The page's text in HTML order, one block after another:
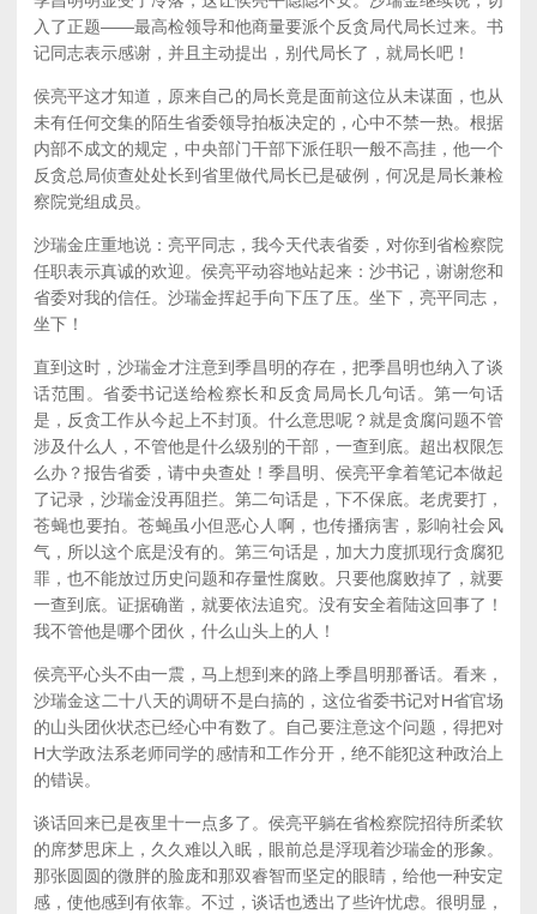
入了正题——最高检领导和他商量要派个反贪局代局长过来。书
记同志表示感谢，并且主动提出，别代局长了，就局长吧！
侯亮平这才知道，原来自己的局长竟是面前这位从未谋面，也从
未有任何交集的陌生省委领导拍板决定的，心中不禁一热。根据
内部不成文的规定，中央部门干部下派任职一般不高挂，他一个
反贪总局侦查处处长到省里做代局长已是破例，何况是局长兼检
察院党组成员。
沙瑞金庄重地说：亮平同志，我今天代表省委，对你到省检察院
任职表示真诚的欢迎。侯亮平动容地站起来：沙书记，谢谢您和
省委对我的信任。沙瑞金挥起手向下压了压。坐下，亮平同志，
坐下！
直到这时，沙瑞金才注意到季昌明的存在，把季昌明也纳入了谈
话范围。省委书记送给检察长和反贪局局长几句话。第一句话
是，反贪工作从今起上不封顶。什么意思呢？就是贪腐问题不管
涉及什么人，不管他是什么级别的干部，一查到底。超出权限怎
么办？报告省委，请中央查处！季昌明、侯亮平拿着笔记本做起
了记录，沙瑞金没再阻拦。第二句话是，下不保底。老虎要打，
苍蝇也要拍。苍蝇虽小但恶心人啊，也传播病害，影响社会风
气，所以这个底是没有的。第三句话是，加大力度抓现行贪腐犯
罪，也不能放过历史问题和存量性腐败。只要他腐败掉了，就要
一查到底。证据确凿，就要依法追究。没有安全着陆这回事了！
我不管他是哪个团伙，什么山头上的人！
侯亮平心头不由一震，马上想到来的路上季昌明那番话。看来，
沙瑞金这二十八天的调研不是白搞的，这位省委书记对H省官场
的山头团伙状态已经心中有数了。自己要注意这个问题，得把对
H大学政法系老师同学的感情和工作分开，绝不能犯这种政治上
的错误。
谈话回来已是夜里十一点多了。侯亮平躺在省检察院招待所柔软
的席梦思床上，久久难以入眠，眼前总是浮现着沙瑞金的形象。
那张圆圆的微胖的脸庞和那双睿智而坚定的眼睛，给他一种安定
感，使他感到有依靠。不过，谈话也透出了些许忧虑。很明显，